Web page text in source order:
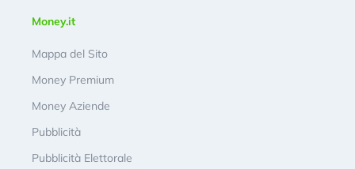
Money.it
Mappa del Sito
Money Premium
Money Aziende
Pubblicità
Pubblicità Elettorale